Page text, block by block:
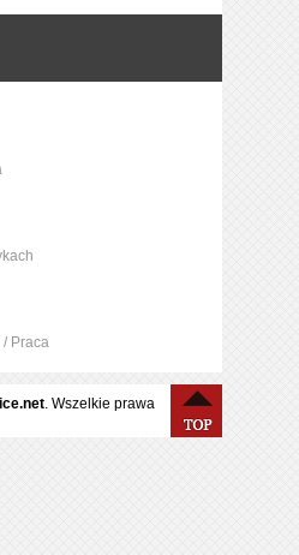
/ Praca
. Wszelkie prawa